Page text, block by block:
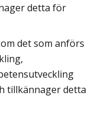
detta för
det som anförs
tillkännager detta